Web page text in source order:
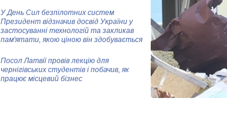
У День Сил безпілотних систем
Президент відзначив досвід України у
застосуванні технологій та закликав
пам'ятати, якою ціною він здобувається
Посол Латвії провів лекцію для
чернігівських студентів і побачив, як
працює місцевий бізнес